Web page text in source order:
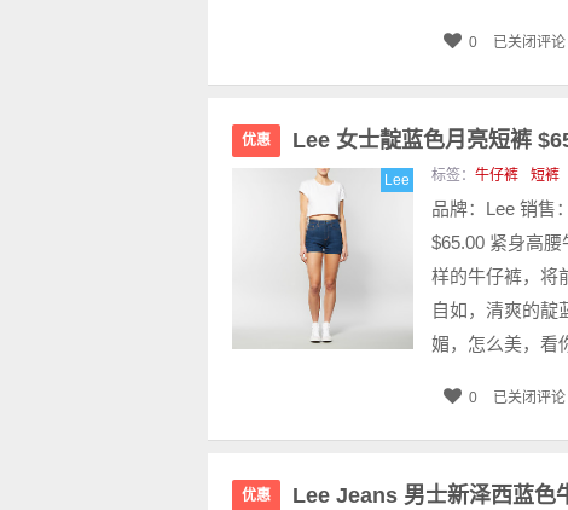
0 已关闭评论
优惠 Lee 女士靛蓝色月亮短裤
Lee 标签： 牛仔裤 短裤
品牌：Lee 销售
$65.00 紧身高
样的牛仔裤，将
自如，清爽的靛
媚，怎么美，看
0 已关闭评论
优惠 Lee Jeans 男士新泽西蓝色